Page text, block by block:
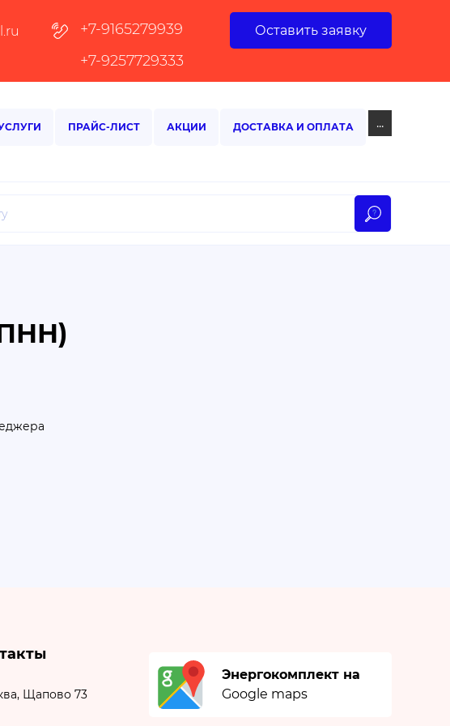
+7-9165279939
+7-9257729333
Оставить заявку
ПРАЙС-ЛИСТ АКЦИИ ДОСТАВКА И ОПЛАТА ...
Щапово 73
Энергокомплект на
Google maps